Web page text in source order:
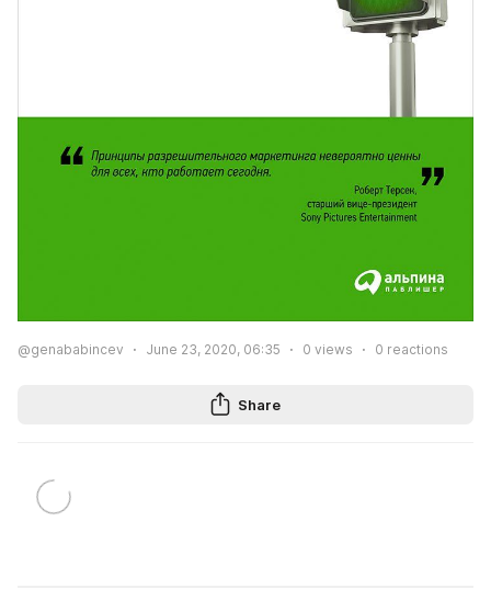
@genababincev June 23, 2020, 06:35 0 views 0 reactions
Share